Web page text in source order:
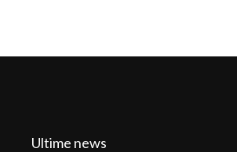
Ultime news